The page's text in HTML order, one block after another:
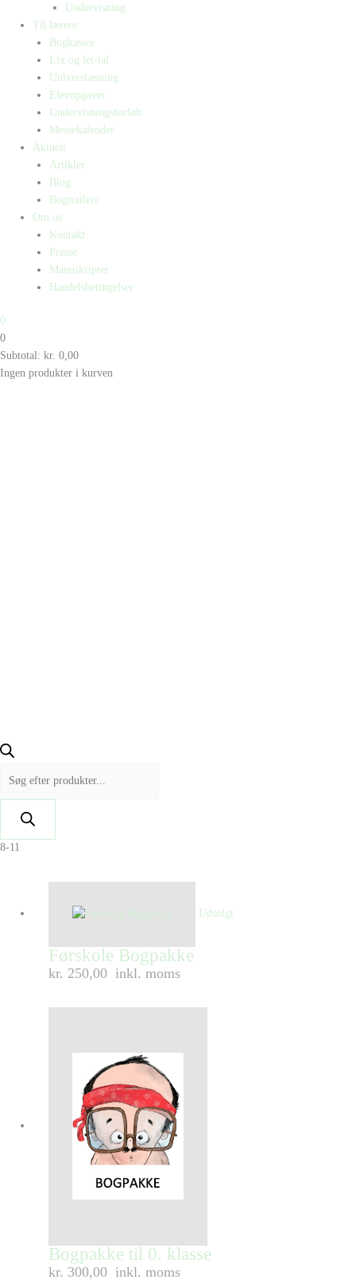
Undervisning
Til lærere
Bogkasser
Lix og let-tal
Universlæsning
Elevopgaver
Undervisningsforløb
Messekalender
Aktuelt
Artikler
Blog
Bogtrailere
Om os
Kontakt
Presse
Manuskripter
Handelsbetingelser
0
0
Subtotal: kr. 0,00
Ingen produkter i kurven
8-11
Udsolgt
Førskole Bogpakke
kr. 250,00 inkl. moms
Bogpakke til 0. klasse
kr. 300,00 inkl. moms